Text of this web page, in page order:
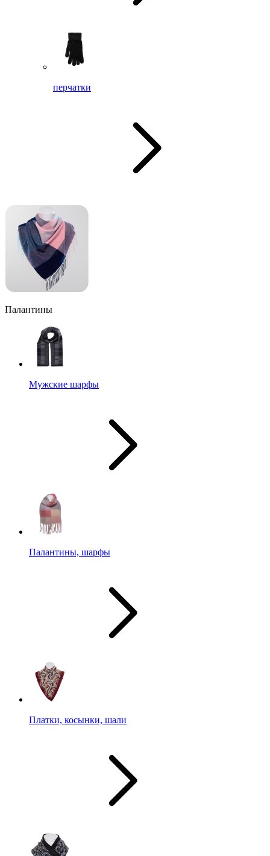
перчатки
Палантины
Мужские шарфы
Палантины, шарфы
Платки, косынки, шали